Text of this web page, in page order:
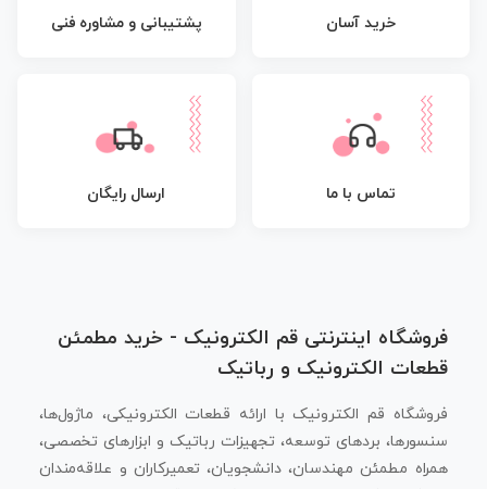
خرید آسان پشتیبانی و مشاوره فنی
تماس با ما ارسال رایگان
فروشگاه اینترنتی قم الکترونیک - خرید مطمئن
قطعات الکترونیک و رباتیک
فروشگاه قم الکترونیک با ارائه قطعات الکترونیکی، ماژول‌ها،
سنسورها، بردهای توسعه، تجهیزات رباتیک و ابزارهای تخصصی،
همراه مطمئن مهندسان، دانشجویان، تعمیرکاران و علاقه‌مندان